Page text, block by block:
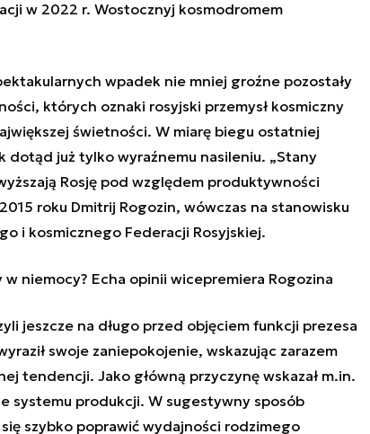
w 2022 r. Wostocznyj kosmodromem
wpadek nie mniej groźne pozostały
których oznaki rosyjski przemysł kosmiczny
świetności. W miarę biegu ostatniej
dotąd już tylko wyraźnemu nasileniu. „Stany
Rosję pod względem produktywności
roku Dmitrij Rogozin, wówczas na stanowisku
i kosmicznego Federacji Rosyjskiej.
niemocy? Echa opinii wicepremiera Rogozina
jeszcze na długo przed objęciem funkcji prezesa
swoje zaniepokojenie, wskazując zarazem
tendencji. Jako główną przyczynę wskazał m.in.
systemu produkcji. W sugestywny sposób
szybko poprawić wydajności rodzimego